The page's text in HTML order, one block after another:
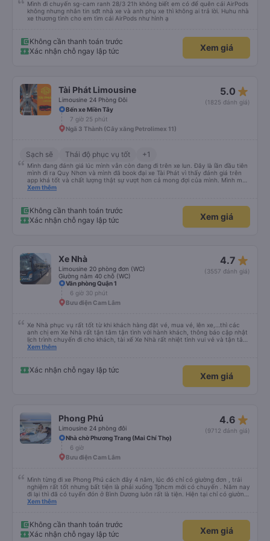
Mình đi chuyến sg-cam ranh 28/3 21h không biết em có để quên cái AirPods
không nhưng nhắn tin sđt nhà xe và anh phụ xe thì không ai trả lời. Huhu nhà
xe thương tình cho em tìm cái AirPods như hình ạ
Không cần thanh toán trước
Xác nhận chỗ ngay lập tức
Xem giá
Tài Phát Limousine
Limousine 24 Phòng Đôi
5.0 star_rate
(1825 đánh giá)
Bến xe Miền Tây
7 giờ 25 phút
Ngã 3 Thành (Cây xăng Petrolimex 11)
Sạch sẽ Thái độ phục vụ tốt +1
Mình đang đánh giá lúc mình vẫn còn đang đi trên xe lun. Đây là lần đầu tiên
mình đi ra Quy Nhơn và mình đã book đại xe Tài Phát vì thấy đánh giá trên
app khá tốt và chất lượng thật sự vượt hơn cả mong đợi của mình. Mình mua
giường đôi và vừa đủ cho 2 người. Nhân viên của nhà xe phải nói là siêu nhiệt
trung chuyển và lên xe lớn thì luôn hỗ trợ xách vali giùm tụi mình. Trên xe thì
có cả bánh và sữa miễn phí cho khách còn chuẩn bị cả thuốc say xe, dép,
mền, gối và đặc biệt là có gối ôm. Nchung là phải chấm nhà xe 10 sao mới
Xem thêm
Không cần thanh toán trước
Xác nhận chỗ ngay lập tức
Xem giá
Xe Nhà
Limousine 20 phòng đơn (WC)
Giường nằm 40 chỗ (WC)
4.7 star_rate
(3557 đánh giá)
Văn phòng Quận 1
6 giờ 30 phút
Bưu điện Cam Lâm
Xe Nhà phục vụ rất tốt từ khi khách hàng đặt vé, mua vé, lên xe,…thì các
anh chị em Xe Nhà rất tận tâm tận tình với hành khách, thông báo cập nhật
lịch trình chuyến đi cho khách, tài xế Xe Nhà rất nhiệt tình vui vẻ và tận tâm
với hành khách, xe chạy rất đúng giờ,… nói chúng tấc cả mọi thứ đều rất tốt.
Xem thêm
Xác nhận chỗ ngay lập tức
Xem giá
Phong Phú
Limousine 24 phòng đôi
4.6 star_rate
(9712 đánh giá)
Nhà chờ Phương Trang (Mai Chí Thọ)
6 giờ
Bưu điện Cam Lâm
Mình từng đi xe Phong Phú cách đây 4 năm, lúc đó chỉ có giường đơn , trải
nghiệm rất tốt nhưng bất tiện là phải xuống Tphcm mới có chuyến . Năm nay
đi lại thì đã có tuyến đón ở Bình Dương luôn rất là tiện. Hiện tại chỉ có giường
đôi , đọc review thấy mn đánh giá ko tốt giường chậc này nọ , thái độ của tài
nghiệm lại.Đầu tiên là vé xe rẻ hơn các hãng Limousine khác mà còn được
áp mã giảm giá .Đặt xong thì được nhân viên gọi xác nhận ngay và app/email
cập nhật rất thường xuyên , chi tiết. Đến ngày đi NV có gọi lại hẹn giờ cụ
Xem thêm
Không cần thanh toán trước
Xác nhận chỗ ngay lập tức
Xem giá